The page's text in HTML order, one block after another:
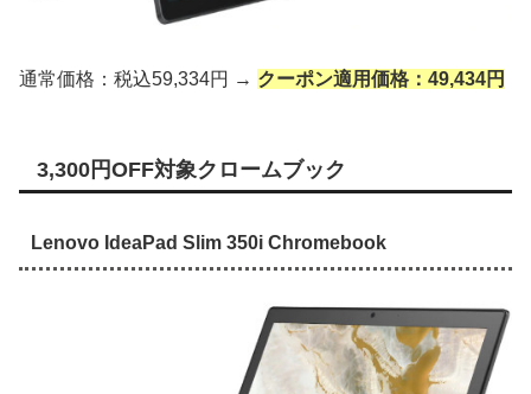
通常価格：税込59,334円 → クーポン適用価格：49,434円
3,300円OFF対象クロームブック
Lenovo IdeaPad Slim 350i Chromebook